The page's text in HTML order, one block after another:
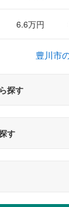
6.6万円
豊川市
探す
す